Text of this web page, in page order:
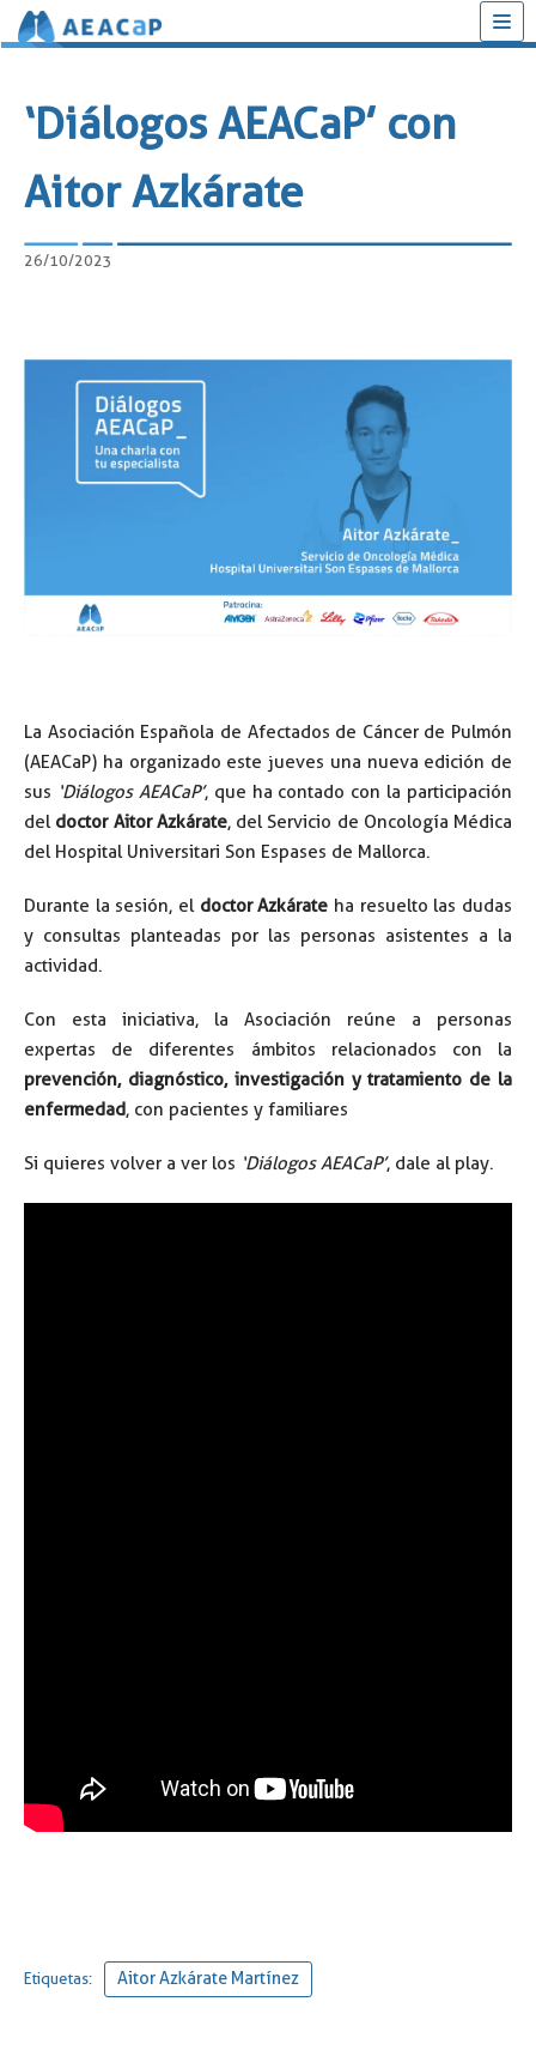
contenido
‘Diálogos AEACaP’ con
Aitor Azkárate
26/10/2023
La Asociación Española de Afectados de Cáncer de Pulmón
(AEACaP) ha organizado este jueves una nueva edición de
sus ‘Diálogos AEACaP’, que ha contado con la participación
del doctor Aitor Azkárate, del Servicio de Oncología Médica
del Hospital Universitari Son Espases de Mallorca.
Durante la sesión, el doctor Azkárate ha resuelto las dudas
y consultas planteadas por las personas asistentes a la
actividad.
Con esta iniciativa, la Asociación reúne a personas
expertas de diferentes ámbitos relacionados con la
prevención, diagnóstico, investigación y tratamiento de la
enfermedad, con pacientes y familiares
Si quieres volver a ver los ‘Diálogos AEACaP’, dale al play.
Etiquetas: Aitor Azkárate Martínez